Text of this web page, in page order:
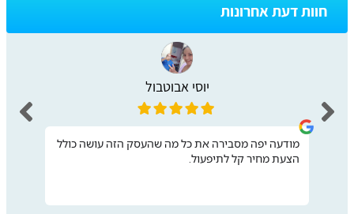
חוות דעת אחרונות
יוסי אבוטבול
מודעה יפה מסבירה את כל מה שהעסק הזה עושה כולל
הצעת מחיר קל לתיפעול.